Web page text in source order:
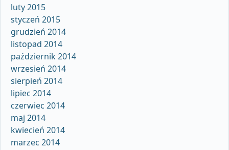
luty 2015
styczeń 2015
grudzień 2014
listopad 2014
październik 2014
wrzesień 2014
sierpień 2014
lipiec 2014
czerwiec 2014
maj 2014
kwiecień 2014
marzec 2014